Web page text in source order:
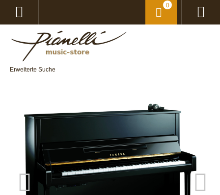
Erweiterte Suche
0